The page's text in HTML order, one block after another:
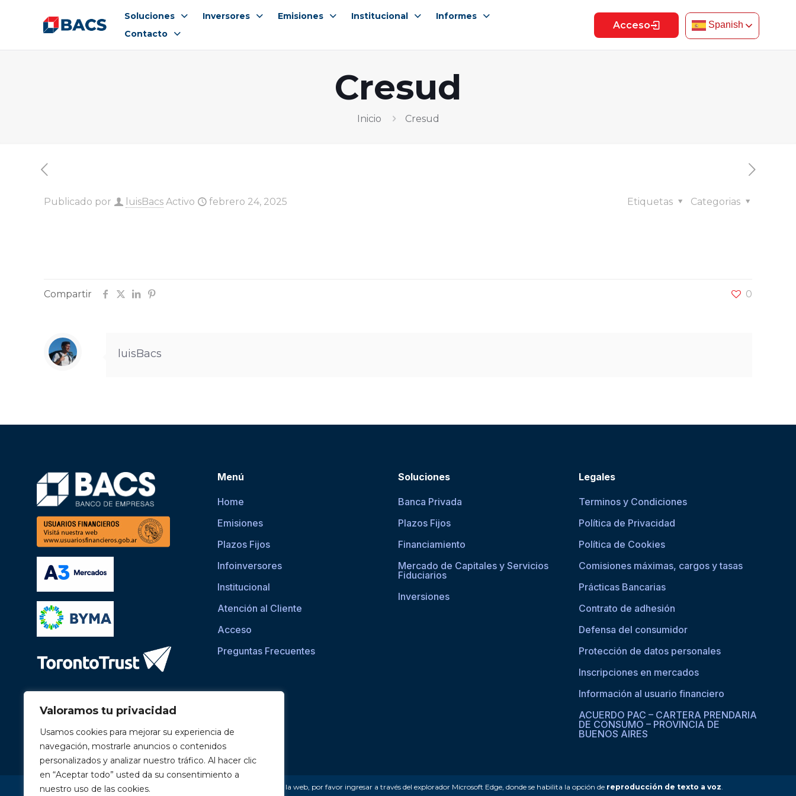
Valoramos tu privacidad
Usamos cookies para mejorar su experiencia de
navegación, mostrarle anuncios o contenidos
personalizados y analizar nuestro tráfico. Al hacer clic
en “Aceptar todo” usted da su consentimiento a
nuestro uso de las cookies.
Soluciones Inversores Emisiones Institucional
Informes
Contacto
Acceso Spanish
Cresud
Inicio Cresud
Publicado por luisBacs Activo febrero 24, 2025 Categorias
Etiquetas
Compartir 0
luisBacs
Menú
Home
Emisiones
Plazos Fijos
Infoinversores
Institucional
Atención al Cliente
Acceso
Preguntas Frecuentes
Soluciones
Banca Privada
Plazos Fijos
Financiamiento
Mercado de Capitales y Servicios
Fiduciarios
Inversiones
Legales
Terminos y Condiciones
Política de Privacidad
Política de Cookies
Comisiones máximas, cargos y tasas
Prácticas Bancarias
Contrato de adhesión
Defensa del consumidor
Protección de datos personales
Inscripciones en mercados
Información al usuario financiero
ACUERDO PAC – CARTERA PRENDARIA
DE CONSUMO – PROVINCIA DE
BUENOS AIRES
Si asistís a una persona con dificultades visuales para acceder a la web, por favor ingresar a través del explorador Microsoft Edge, donde se habilita la opción de reproducción de texto a voz.